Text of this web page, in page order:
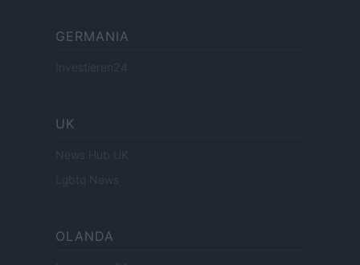
GERMANIA
Investieren24
UK
News Hub UK
Lgbtq News
OLANDA